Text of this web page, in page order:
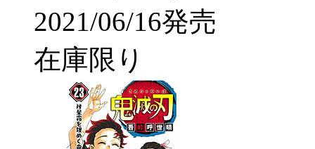
2021/06/16発売
在庫限り